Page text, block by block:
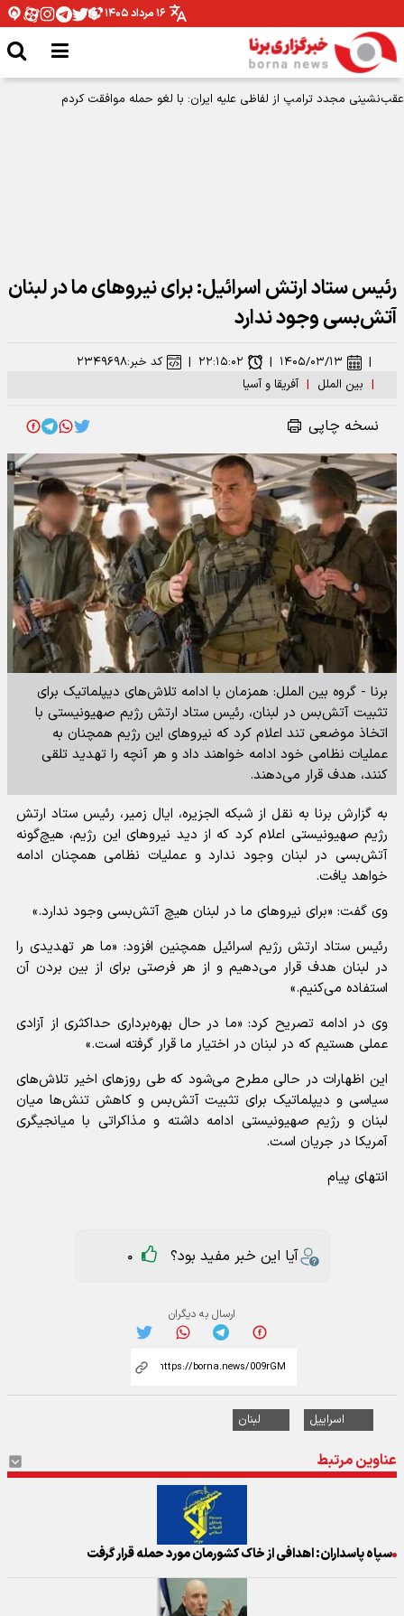
۱۶ مرداد ۱۴۰۵
رئیس ستاد ارتش اسرائیل: برای نیروهای ما در لبنان
آتش‌بسی وجود ندارد
| بین الملل | آفریقا و آسیا
| ۱۴۰۵/۰۳/۱۳ | ۲۲:۱۵:۰۲ | کد خبر:۲۳۴۹۶۹۸
نسخه چاپی
برنا - گروه بین الملل: همزمان با ادامه تلاش‌های دیپلماتیک برای
تثبیت آتش‌بس در لبنان، رئیس ستاد ارتش رژیم صهیونیستی با
اتخاذ موضعی تند اعلام کرد که نیروهای این رژیم همچنان به
عملیات نظامی خود ادامه خواهند داد و هر آنچه را تهدید تلقی
کنند، هدف قرار می‌دهند.
به گزارش برنا به نقل از شبکه الجزیره، ایال زمیر، رئیس ستاد ارتش
رژیم صهیونیستی اعلام کرد که از دید نیروهای این رژیم، هیچ‌گونه
آتش‌بسی در لبنان وجود ندارد و عملیات نظامی همچنان ادامه
خواهد یافت.
وی گفت: «برای نیروهای ما در لبنان هیچ آتش‌بسی وجود ندارد.»
رئیس ستاد ارتش رژیم اسرائیل همچنین افزود: «ما هر تهدیدی را
در لبنان هدف قرار می‌دهیم و از هر فرصتی برای از بین بردن آن
استفاده می‌کنیم.»
وی در ادامه تصریح کرد: «ما در حال بهره‌برداری حداکثری از آزادی
عملی هستیم که در لبنان در اختیار ما قرار گرفته است.»
این اظهارات در حالی مطرح می‌شود که طی روزهای اخیر تلاش‌های
سیاسی و دیپلماتیک برای تثبیت آتش‌بس و کاهش تنش‌ها میان
لبنان و رژیم صهیونیستی ادامه داشته و مذاکراتی با میانجیگری
آمریکا در جریان است.
انتهای پیام
آیا این خبر مفید بود؟ 0
ارسال به دیگران
اسراییل لبنان
عناوین مرتبط
سپاه پاسداران: اهدافی از خاک کشورمان مورد حمله قرار گرفت